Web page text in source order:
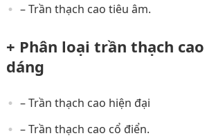
– Trần thạch cao tiêu âm.
+ Phân loại trần thạch
dáng
– Trần thạch cao hiện đại
– Trần thạch cao cổ điển.